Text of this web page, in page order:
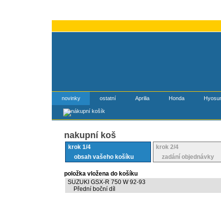
novinky ostatní Aprilia Honda
nakupní koš
krok 1/4
obsah vašeho košíku
krok 2/4
zadání objednávky
položka vložena do košíku
SUZUKI GSX-R 750 W 92-93
Přední boční díl